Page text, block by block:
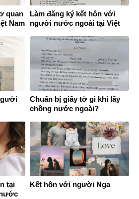
quan
Nam
Làm đăng ký kết hôn với
người nước ngoài tại Việt
Chuẩn bị giấy tờ gì khi lấy
chồng nước ngoài?
tại
Kết hôn với người Nga